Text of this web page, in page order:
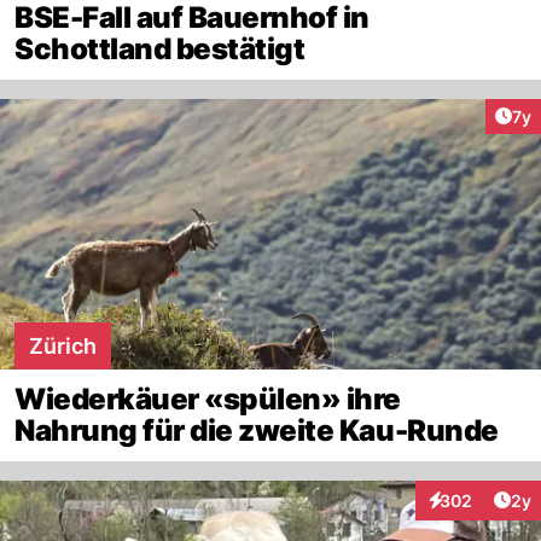
BSE-Fall auf Bauernhof in
Schottland bestätigt
7y
Zürich
Wiederkäuer «spülen» ihre
Nahrung für die zweite Kau-Runde
302
Interaktionen
2y